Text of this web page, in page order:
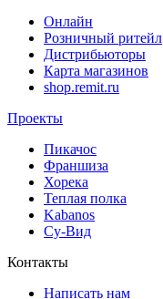
Онлайн
Розничный ритейл
Дистрибьюторы
Карта магазинов
shop.remit.ru
Проекты
Пикачос
Франшиза
Хорека
Теплая полка
Kabanos
Су-Вид
Контакты
Написать нам